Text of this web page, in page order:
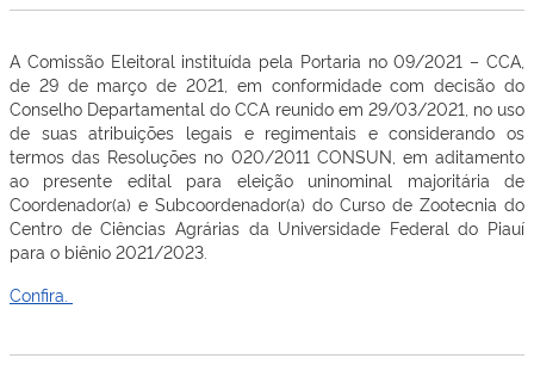
A Comissão Eleitoral instituída pela Portaria no 09/2021 – CCA,
de 29 de março de 2021, em conformidade com decisão do
Conselho Departamental do CCA reunido em 29/03/2021, no uso
de suas atribuições legais e regimentais e considerando os
termos das Resoluções no 020/2011 CONSUN, em aditamento
ao presente edital para eleição uninominal majoritária de
Coordenador(a) e Subcoordenador(a) do Curso de Zootecnia do
Centro de Ciências Agrárias da Universidade Federal do Piauí
para o biênio 2021/2023.
Confira.